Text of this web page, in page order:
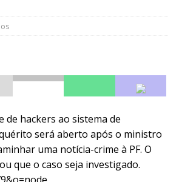
de hackers ao sistema de
será aberto após o ministro
uma notícia-crime à PF. O
que o caso seja investigado.